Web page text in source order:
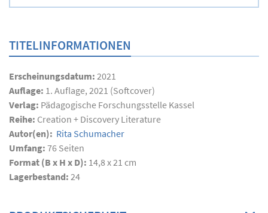
TITELINFORMATIONEN
Erscheinungsdatum: 2021
Auflage: 1. Auflage, 2021 (Softcover)
Verlag: Pädagogische Forschungsstelle Kassel
Reihe: Creation + Discovery Literature
Autor(en): Rita Schumacher
Umfang: 76 Seiten
Format (B x H x D): 14,8 x 21 cm
Lagerbestand: 24